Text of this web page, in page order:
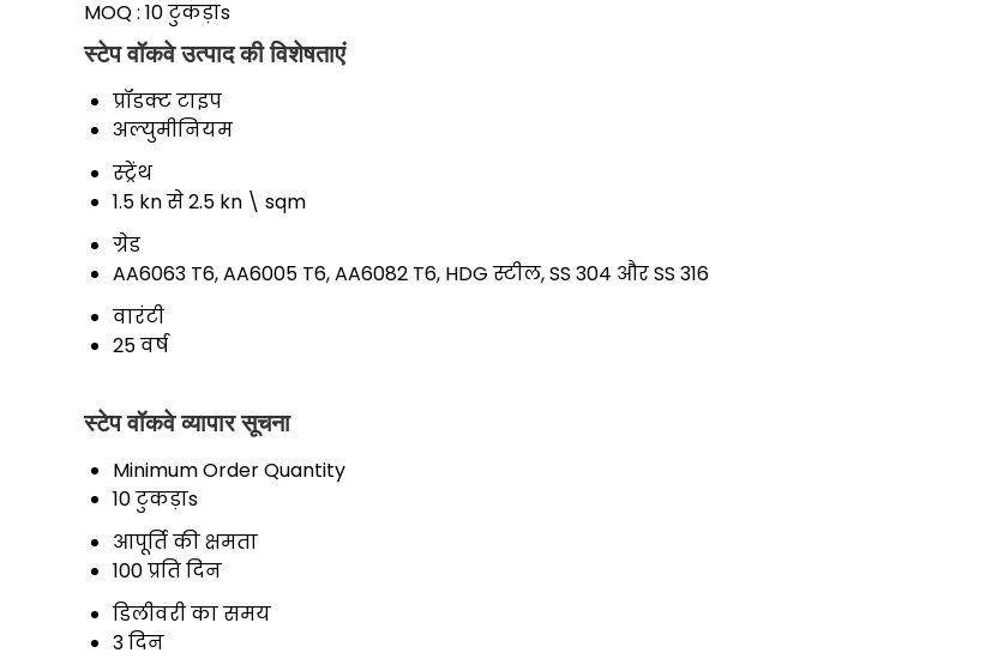
MOQ : 10 टुकड़ाs
स्टेप वॉकवे उत्पाद की विशेषताएं
प्रॉडक्ट टाइप
अल्युमीनियम
स्ट्रेंथ
1.5 kn से 2.5 kn \ sqm
ग्रेड
AA6063 T6, AA6005 T6, AA6082 T6, HDG स्टील, SS 304 और SS 316
वारंटी
25 वर्ष
स्टेप वॉकवे व्यापार सूचना
Minimum Order Quantity
10 टुकड़ाs
आपूर्ति की क्षमता
100 प्रति दिन
डिलीवरी का समय
3 दिन